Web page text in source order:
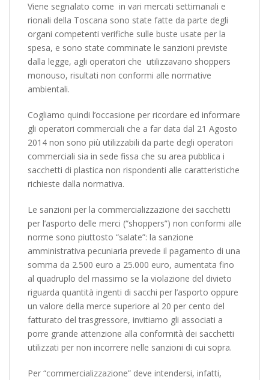
Viene segnalato come in vari mercati settimanali e
rionali della Toscana sono state fatte da parte degli
organi competenti verifiche sulle buste usate per la
spesa, e sono state comminate le sanzioni previste
dalla legge, agli operatori che utilizzavano shoppers
monouso, risultati non conformi alle normative
ambientali.
Cogliamo quindi l’occasione per ricordare ed informare
gli operatori commerciali che a far data dal 21 Agosto
2014 non sono più utilizzabili da parte degli operatori
commerciali sia in sede fissa che su area pubblica i
sacchetti di plastica non rispondenti alle caratteristiche
richieste dalla normativa.
Le sanzioni per la commercializzazione dei sacchetti
per l’asporto delle merci (“shoppers”) non conformi alle
norme sono piuttosto “salate”: la sanzione
amministrativa pecuniaria prevede il pagamento di una
somma da 2.500 euro a 25.000 euro, aumentata fino
al quadruplo del massimo se la violazione del divieto
riguarda quantità ingenti di sacchi per l’asporto oppure
un valore della merce superiore al 20 per cento del
fatturato del trasgressore, invitiamo gli associati a
porre grande attenzione alla conformità dei sacchetti
utilizzati per non incorrere nelle sanzioni di cui sopra.
Per “commercializzazione” deve intendersi, infatti,